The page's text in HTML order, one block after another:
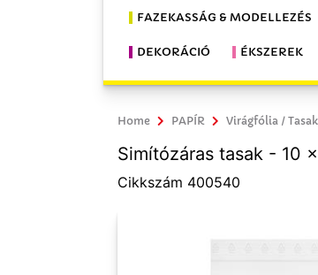
FAZEKASSÁG & MODELLEZÉS
DEKORÁCIÓ ÉKSZEREK
Home PAPÍR Virágfólia /
Simítózáras tasak - 10
Cikkszám 400540